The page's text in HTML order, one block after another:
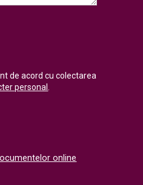
de acord cu colectarea
personal.
online